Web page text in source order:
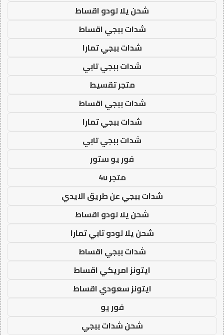
شحن يلا لودو اقساط
شدات ببجي اقساط
شدات ببجي تمارا
شدات ببجي تابي
متجر تقسيط
شدات ببجي اقساط
شدات ببجي تمارا
شدات ببجي تابي
فور يو ستور
متجر 4u
شدات ببجي عن طريق الايدي
شحن يلا لودو اقساط
شحن يلا لودو تابي تمارا
شدات ببجي اقساط
ايتونز امريكي اقساط
ايتونز سعودي اقساط
فور يو
شحن شدات ببجي